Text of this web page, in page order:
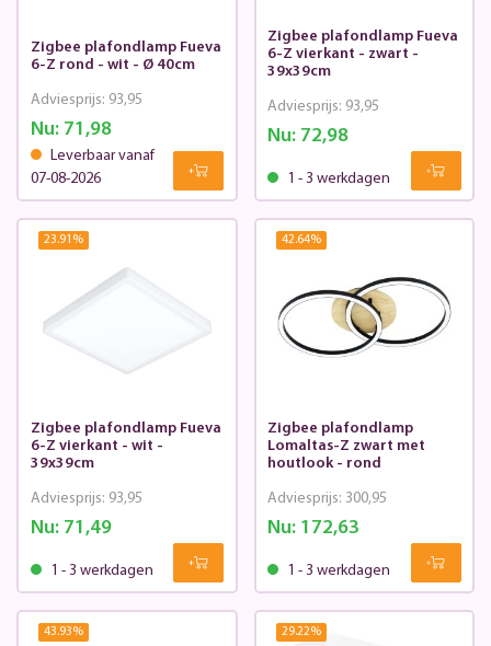
Zigbee plafondlamp Fueva
6-Z rond - wit - Ø 40cm
Nu:71,98
Adviesprijs: 93,95
Leverbaar vanaf
07-08-2026
Zigbee plafondlamp Fueva
6-Z vierkant - zwart -
39x39cm
Nu: 72,98
Adviesprijs: 93,95
1 - 3 werkdagen
23.91 %
Zigbee plafondlamp Fueva
6-Z vierkant - wit -
39x39cm
Nu:71,49
Adviesprijs: 93,95
1 - 3 werkdagen
42.64%
Zigbee plafondlamp
Lomaltas-Z zwart met
houtlook - rond
Nu: 172,63
Adviesprijs: 300,95
1 - 3 werkdagen
43.93% 29.22%